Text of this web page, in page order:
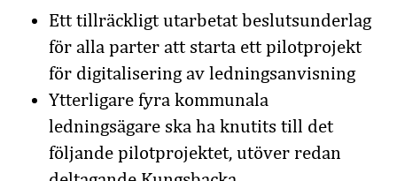
Ett tillräckligt utarbetat beslutsunderlag
för alla parter att starta ett pilotprojekt
för digitalisering av ledningsanvisning
Ytterligare fyra kommunala
ledningsägare ska ha knutits till det
följande pilotprojektet, utöver redan